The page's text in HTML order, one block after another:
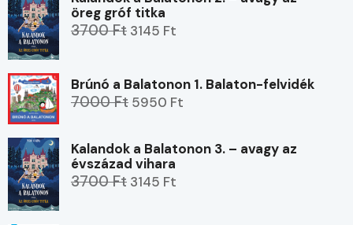
öreg gróf titka
3700 Ft 3145 Ft
Brúnó a Balatonon 1. Balaton-felvidék
7000 Ft 5950 Ft
Kalandok a Balatonon 3. – avagy az
évszázad vihara
3700 Ft 3145 Ft